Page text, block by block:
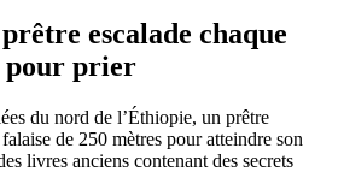
escalade chaque
pour prier
du nord de l’Éthiopie, un prêtre
de 250 mètres pour atteindre son
livres anciens contenant des secrets